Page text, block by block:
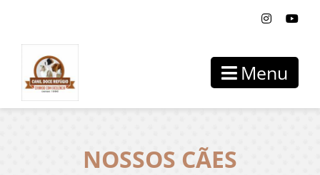
Menu
NOSSOS CÃES